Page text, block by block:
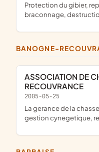
protection du gibier, repeuplement, répression du
braconnage,
BANOGNE-
ASSOCIATION DE CHASSE DE BANOGNE
RECOUVRANCE
2005-05-25
la gerance de la chasse de banogne-recouvrance :
gestion cynegetique,